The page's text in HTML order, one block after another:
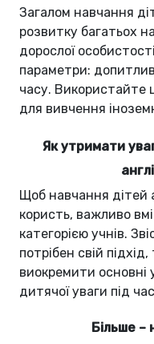
Загалом навчання
розвитку багатьох
дорослої
параметри:
часу. Використайте
для вивчення
Як утримати
Щоб навчання дітей
користь, важливо
категорією учнів.
потрібен свій
виокремити
дитячої уваги під
Більше –